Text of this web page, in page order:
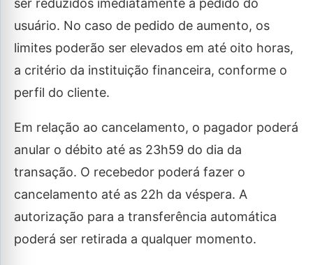
usuário. No caso de pedido de aumento, os
limites poderão ser elevados em até oito horas,
a critério da instituição financeira, conforme o
perfil do cliente.
Em relação ao cancelamento, o pagador poderá
anular o débito até as 23h59 do dia da
transação. O recebedor poderá fazer o
cancelamento até as 22h da véspera. A
autorização para a transferência automática
poderá ser retirada a qualquer momento.